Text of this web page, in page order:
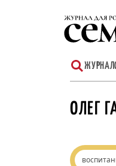
содержимому
ЖУРНАЛ
ОЛЕГ